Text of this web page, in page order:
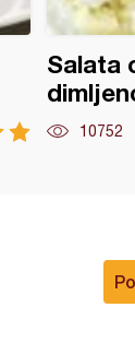
Salata
10752